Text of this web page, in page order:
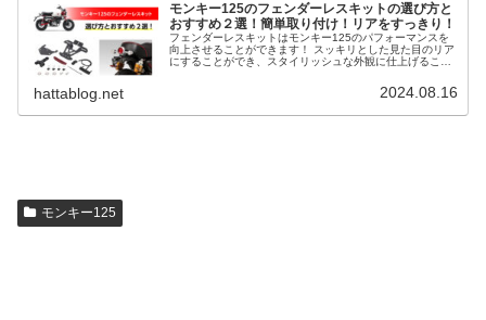
モンキー125のフェンダーレスキットの選び方と
おすすめ２選！簡単取り付け！リアをすっきり！
フェンダーレスキットはモンキー125のパフォーマンスを
向上させることができます！ スッキリとした見た目のリア
にすることができ、スタイリッシュな外観に仕上げること
ます！ そこで、モンキー125のフェンダーレスキットの選
hattablog.net 2024.08.16
モンキー125